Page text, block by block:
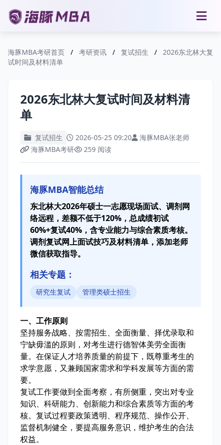
海豚MBA考研首页 / 考研资讯 / 复试招生 /
2026东北林大复
试时间及材料清单
2026东北林大复试时间及材料清
单
复试招生 2026-05-25 09:20
海豚MBA张老师
海豚MBA考研
259 阅读
海豚MBA智能总结
东北林大2026年硕士一志愿现场面试、调剂网
络远程，差额不低于120%，总成绩初试
60%+复试40%，含专业能力与综合素质考核。
调剂复试网上面试技巧及材料清单，添加老师
微信获取指导。
相关专题：
研究生复试 管理类硕士招生
一、工作原则
坚持服务战略、按需招生、全面衡量、择优录取和
宁缺毋滥的原则，对考生进行德智体美劳全面衡
量。在保证人才培养质量的前提下，既尊重考生的
求学意愿，又兼顾国家需求和学科发展等方面的需
要。
复试工作要做到全面考察，有所侧重，突出对专业
知识、科研能力、创新能力和综合素质等方面的考
核。复试过程要政策透明、程序规范、操作公开、
监督机制健全，要提高服务意识，维护考生的合法
权益。